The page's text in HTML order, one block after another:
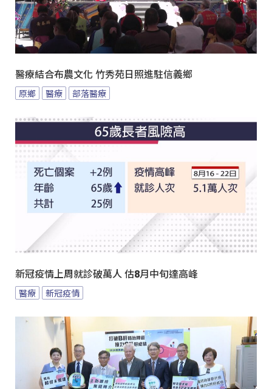
醫療結合布農文化 竹秀苑日照進駐信義鄉
原鄉 醫療 部落醫療
新冠疫情上周就診破萬人 估8月中旬達高峰
醫療 新冠疫情